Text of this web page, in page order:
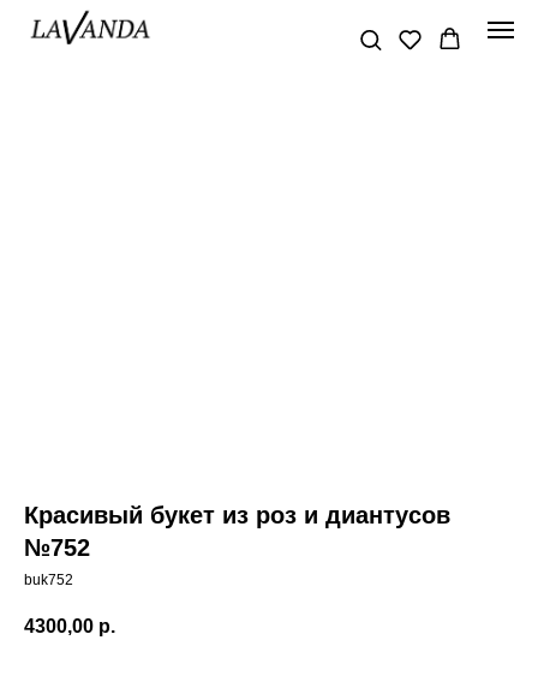
Красивый букет из роз и диантусов
№752
buk752
4300,00 р.